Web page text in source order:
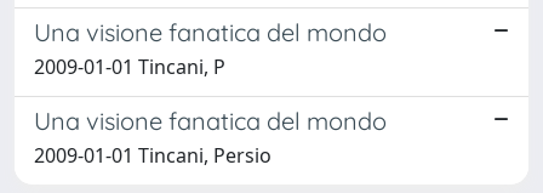
Una visione fanatica del mondo
2009-01-01 Tincani, P
Una visione fanatica del mondo
2009-01-01 Tincani, Persio